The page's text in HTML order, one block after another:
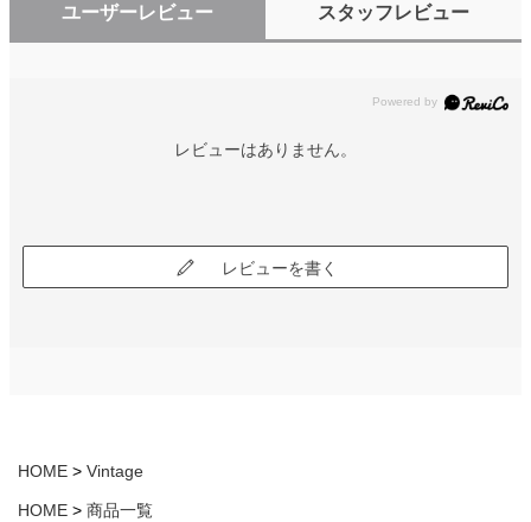
ユーザーレビュー スタッフレビュー
レビューはありません。
レビューを書く
HOME Vintage
HOME 商品一覧